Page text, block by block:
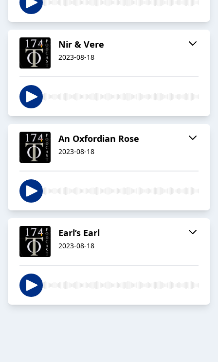
Nir & Vere
2023-08-18
An Oxfordian Rose
2023-08-18
Earl’s Earl
2023-08-18